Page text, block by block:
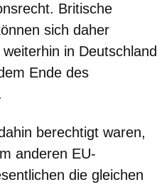
Britische
sich daher
in Deutschland
Ende des
berechtigt waren,
anderen EU-
die gleichen